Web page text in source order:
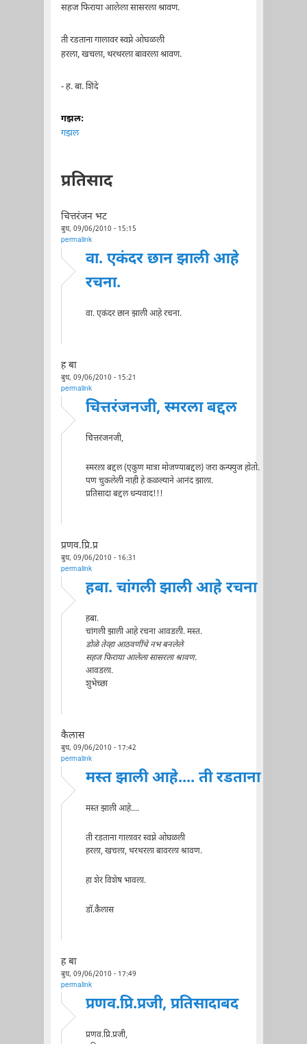
सहज फिराया आलेला सासरला श्रावण.
ती रडताना गालावर स्वप्ने ओघळली
हरला, खचला, थरथरला बावरला श्रावण.
- ह. बा. शिंदे
गझल:
गझल
प्रतिसाद
चित्तरंजन भट
बुध, 09/06/2010 - 15:15
permalink
वा. एकंदर छान झाली आहे
रचना.
वा. एकंदर छान झाली आहे रचना.
ह बा
बुध, 09/06/2010 - 15:21
permalink
चित्तरंजनजी, स्मरला बद्दल
चित्तरंजनजी,
स्मरला बद्दल (एकुण मात्रा मोजण्याबद्दल) जरा कन्फ्युज होतो.
पण चुकलेली नाही हे कळल्याने आनंद झाला.
प्रतिसादा बद्दल धन्यवाद!!!
प्रणव.प्रि.प्र
बुध, 09/06/2010 - 16:31
permalink
हबा. चांगली झाली आहे रचना
हबा.
चांगली झाली आहे रचना आवडली. मस्त.
डोळे तेव्हा आठवणींचे नभ बनलेले
सहज फिराया आलेला सासरला श्रावण.
आवडला.
शुभेच्छा
कैलास
बुध, 09/06/2010 - 17:42
permalink
मस्त झाली आहे.... ती रडताना
मस्त झाली आहे....
ती रडताना गालावर स्वप्ने ओघळली
हरला, खचला, थरथरला बावरला श्रावण.
हा शेर विशेष भावला.
डॉ.कैलास
ह बा
बुध, 09/06/2010 - 17:49
permalink
प्रणव.प्रि.प्रजी, प्रतिसादाबद
प्रणव.प्रि.प्रजी,